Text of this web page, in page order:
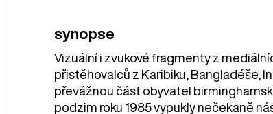
synopse
Vizuální i zvukové fragmenty z
přistěhovalců z Karibiku, Bangladéše,
převážnou část obyvatel
podzim roku 1985 vypukly nečekaně